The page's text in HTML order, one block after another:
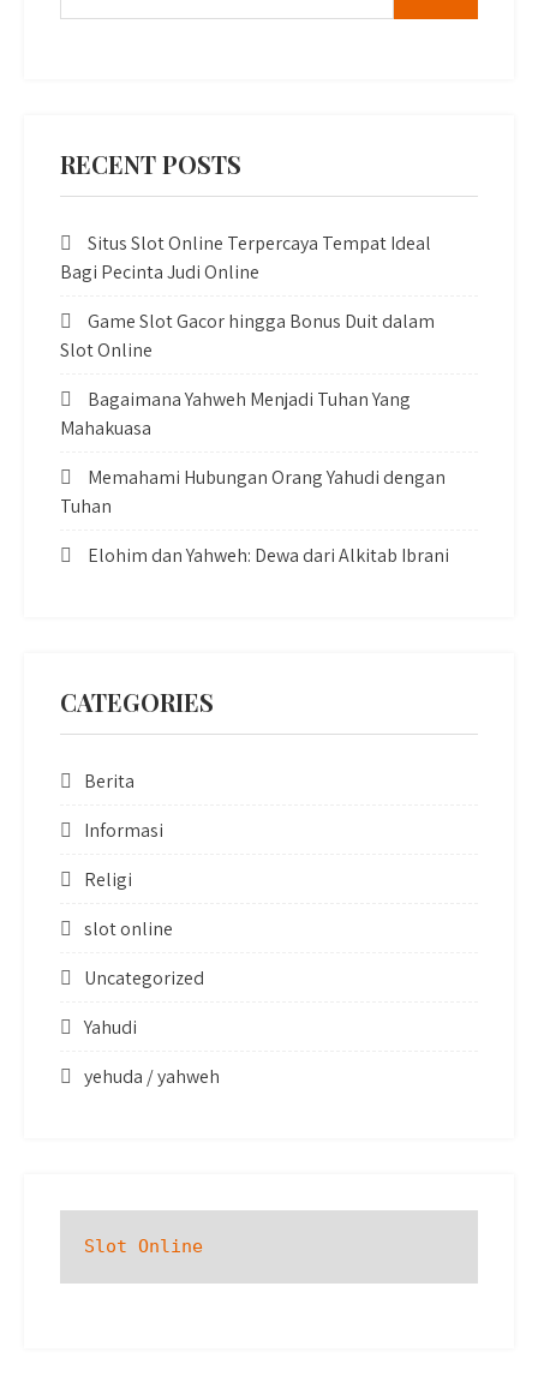
RECENT POSTS
Situs Slot Online Terpercaya Tempat Ideal
Bagi Pecinta Judi Online
Game Slot Gacor hingga Bonus Duit dalam
Slot Online
Bagaimana Yahweh Menjadi Tuhan Yang
Mahakuasa
Memahami Hubungan Orang Yahudi dengan
Tuhan
Elohim dan Yahweh: Dewa dari Alkitab Ibrani
CATEGORIES
Berita
Informasi
Religi
slot online
Uncategorized
Yahudi
yehuda / yahweh
Slot Online